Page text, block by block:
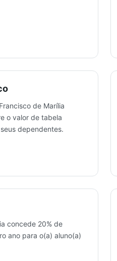
de Marília
o valor de tabela
dependentes.
concede 20% de
ano para o(a) aluno(a)